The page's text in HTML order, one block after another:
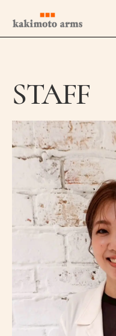
HOME
SPECIALIST
CATALOG
SALON
PRICE
INFORMATION
STAFF